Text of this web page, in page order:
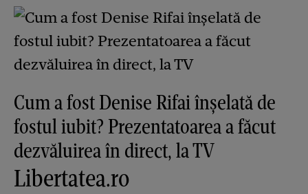
Cum a fost Denise Rifai înșelată de
fostul iubit? Prezentatoarea a făcut
dezvăluirea în direct, la TV
Libertatea.ro